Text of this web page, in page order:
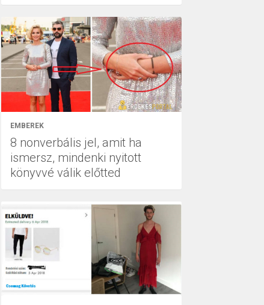
EMBEREK
8 nonverbális jel, amit ha
ismersz, mindenki nyitott
könyvvé válik előtted